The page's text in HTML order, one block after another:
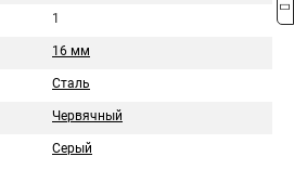
1
16 мм
Сталь
Червячный
Серый